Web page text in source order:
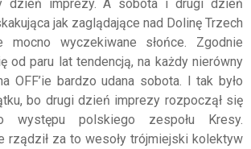
dzień imprezy. A sobota i drugi dzień
jak zaglądające nad Dolinę Trzech
wyczekiwane słońce. Zgodnie
od paru lat tendencją, na każdy nierówny
OFF’ie bardzo udana sobota. I tak było
bo drugi dzień imprezy rozpoczął się
występu polskiego zespołu Kresy.
rządził za to wesoły trójmiejski kolektyw